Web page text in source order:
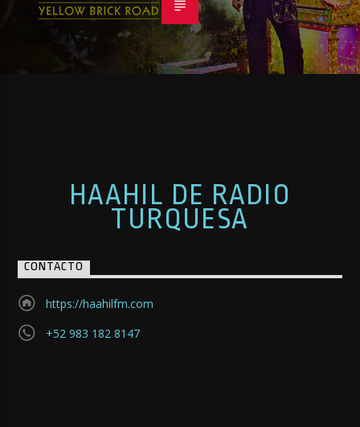
HAAHIL DE RADIO
TURQUESA
CONTACTO
https://haahilfm.com
+52 983 182 8147